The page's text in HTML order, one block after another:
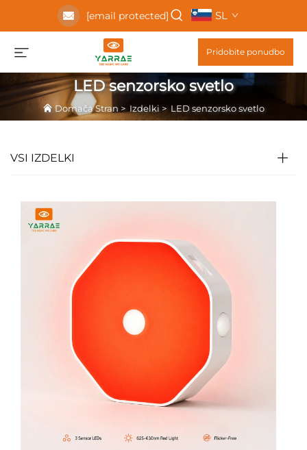
[email protected] SL
Pridobite ponudbo
LED senzorsko svetlo
Domača Stran > Izdelki> LED senzorsko svetlo
VSI IZDELKI